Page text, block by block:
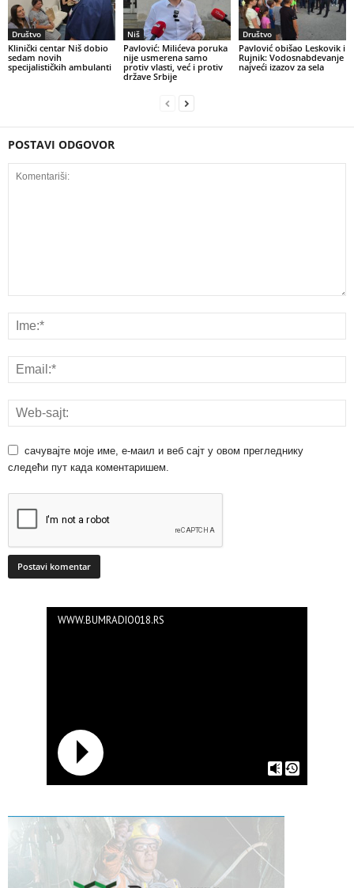
Društvo
Klinički centar Niš dobio
sedam novih
specijalističkih ambulanti
Niš
Pavlović: Milićeva poruka
nije usmerena samo
protiv vlasti, već i protiv
države Srbije
Društvo
Pavlović obišao Leskovik i
Rujnik: Vodosnabdevanje
najveći izazov za sela
POSTAVI ODGOVOR
сачувајте моје име, е-маил и веб сајт у овом прегледнику
следећи пут када коментаришем.
WWW.BUMRADIO018.RS